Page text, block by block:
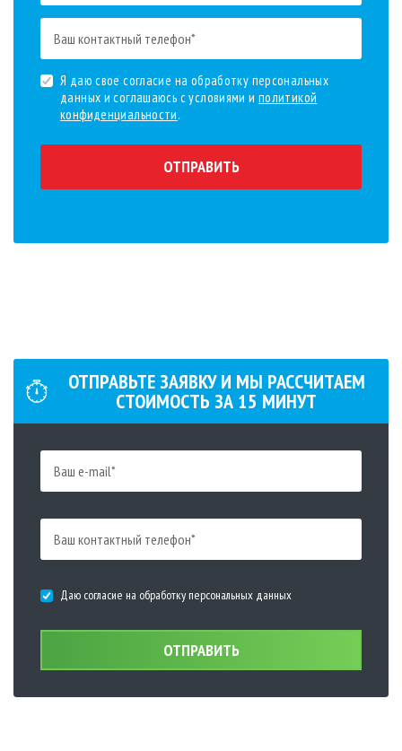
Я даю свое согласие на обработку персональных
данных и соглашаюсь с условиями и политикой
конфиденциальности.
ОТПРАВИТЬ
ОТПРАВЬТЕ ЗАЯВКУ И МЫ РАСCЧИТАЕМ
СТОИМОСТЬ ЗА 15 МИНУТ
Даю согласие на обработку персональных данных
ОТПРАВИТЬ